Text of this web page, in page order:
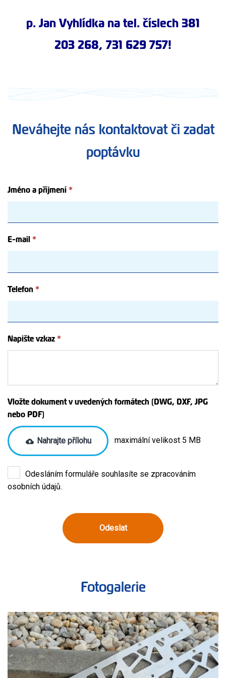
p. Jan Vyhlídka na tel. číslech 381
203 268, 731 629 757!
Neváhejte nás kontaktovat či zadat
poptávku
Jméno a příjmení*
E-mail*
Telefon *
Napište vzkaz*
Vložte dokument v uvedených formátech (DWG, DXF, JPG
nebo PDF)
Nahrajte přílohu maximální velikost 5 MB
Odesláním formuláře souhlasíte se zpracováním
osobních údajů.
Odeslat
Fotogalerie